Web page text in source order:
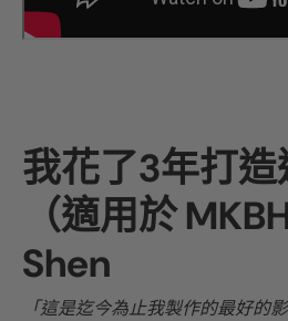
我花了3年打
（適用於
Shen
「這是迄今為止我製作的最好的影